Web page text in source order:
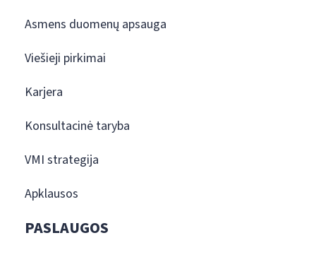
Asmens duomenų apsauga
Viešieji pirkimai
Karjera
Konsultacinė taryba
VMI strategija
Apklausos
PASLAUGOS